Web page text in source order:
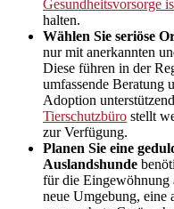
Gesundheitsvorsorge
halten.
Wählen Sie seriöse
nur mit anerkannten
Diese führen in der
umfassende Beratung
Adoption
Tierschutzbüro stellt
zur Verfügung.
Planen Sie eine
Auslandshunde
für die Eingewöhnung
neue Umgebung, eine